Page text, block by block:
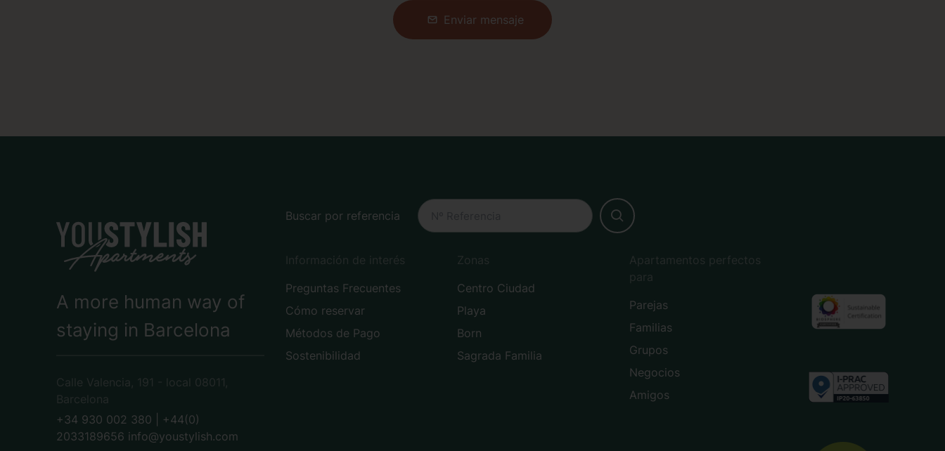
Enviar mensaje
A more human way of
staying in Barcelona
Calle Valencia, 191 - local 08011,
Barcelona
+34 930 002 380 | +44(0)
2033189656 info@youstylish.com
Buscar por referencia
Información de interés
Preguntas Frecuentes
Cómo reservar
Métodos de Pago
Sostenibilidad
Zonas
Centro Ciudad
Playa
Born
Sagrada Familia
Apartamentos perfectos
para
Parejas
Familias
Grupos
Negocios
Amigos